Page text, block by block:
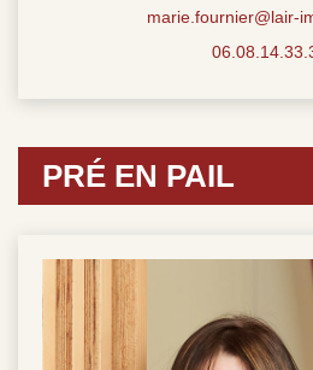
marie.fournier@lair-
PRÉ EN PAIL